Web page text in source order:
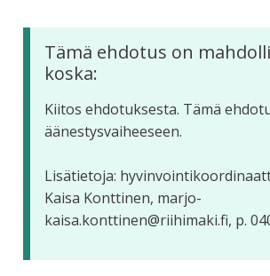
Tämä ehdotus on
koska:
Kiitos ehdotuksesta. Tämä
äänestysvaiheeseen.
Lisätietoja:
Kaisa Konttinen, marjo-
kaisa.konttinen@riihimaki.fi, p.